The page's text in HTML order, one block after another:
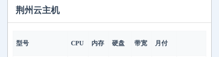
荆州云主机
型号 CPU 内存 硬盘 带宽 月付